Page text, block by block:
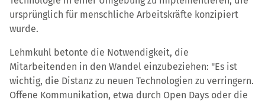
ursprünglich für menschliche Arbeitskräfte konzipiert
wurde.
Lehmkuhl betonte die Notwendigkeit, die
Mitarbeitenden in den Wandel einzubeziehen: "Es ist
wichtig, die Distanz zu neuen Technologien zu verringern.
Offene Kommunikation, etwa durch Open Days oder die